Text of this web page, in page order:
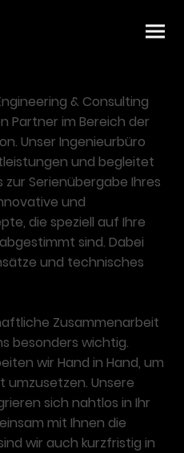
& Consulting
Partner im Bereich der
Unser Ingenieurbüro
und begleitet
zur Serienübergabe Ihres
und
die speziell auf Ihre
sind. Dabei
und technisches
Zusammenarbeit
besonders wichtig.
wir Hand in Hand, um
umzusetzen. Unsere
sich nahtlos in Ihr
mit Ihnen die
wir auch kurzfristig in